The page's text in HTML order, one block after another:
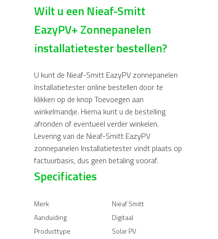
Wilt u een Nieaf-Smitt
EazyPV+ Zonnepanelen
installatietester bestellen?
U kunt de Nieaf-Smitt EazyPV zonnepanelen
Installatietester online bestellen door te
klikken op de knop Toevoegen aan
winkelmandje. Hierna kunt u de bestelling
afronden of eventueel verder winkelen.
Levering van de Nieaf-Smitt EazyPV
zonnepanelen Installatietester vindt plaats op
factuurbasis, dus geen betaling vooraf.
Specificaties
Merk
Nieaf Smitt
Aanduiding
Digitaal
Producttype
Solar PV